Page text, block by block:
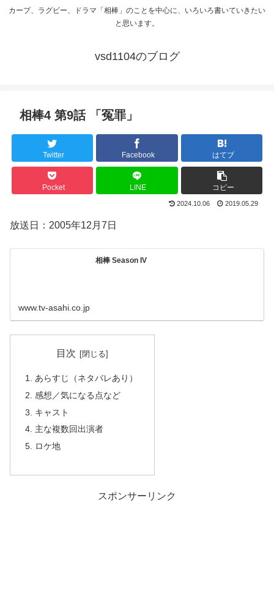
カープ、ラグビー、ドラマ「相棒」のことを中心に、いろいろ書いていきたい
と思います。
vsd1104のブログ
相棒4 第9話 「冤罪」
Twitter Facebook はてブ
Pocket LINE コピー
2024.10.06 2019.05.29
放送日：2005年12月7日
相棒 Season IV
www.tv-asahi.co.jp
目次
あらすじ（ネタバレあり）
感想／気になる点など
キャスト
主な複数回出演者
ロケ地
スポンサーリンク